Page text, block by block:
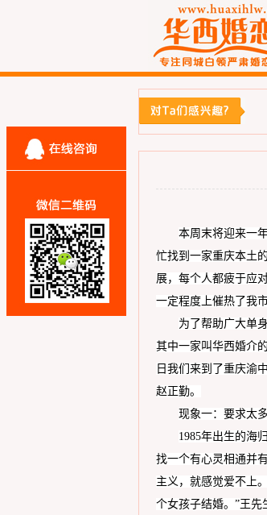
本周末将迎来一
忙找到 一家重庆本土
展， 每个人都疲于应
一定程度上催热了我
为了帮助广大单
其中一家叫华西婚介
日我们来到了重庆渝
赵正勤。
现象一： 要求太
1985年出生的海
找一个有心灵相通并
主义， 就感觉爱不上
个女孩子结婚。 ”王先